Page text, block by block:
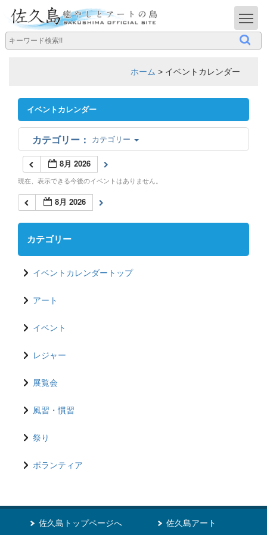
ホーム > イベントカレンダー
イベントカレンダー
カテゴリー
8月 2026
現在、表示できる今後のイベントはありません。
8月 2026
カテゴリー
イベントカレンダートップ
アート
イベント
レジャー
展覧会
風習・慣習
祭り
ボランティア
佐久島トップページへ 佐久島アート